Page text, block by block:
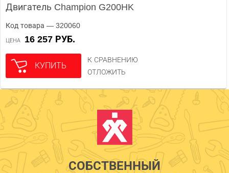
Двигатель Champion G200HK
Код товара — 320060
ЦЕНА 16 257 РУБ.
КУПИТЬ
К СРАВНЕНИЮ
ОТЛОЖИТЬ
СОБСТВЕННЫЙ